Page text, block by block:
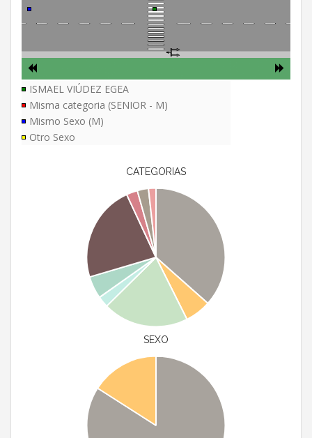
ISMAEL VIÚDEZ EGEA
Misma categoria (SENIOR - M)
Mismo Sexo (M)
Otro Sexo
CATEGORIAS
SEXO